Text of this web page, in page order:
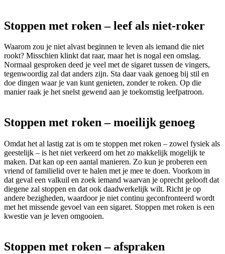
Stoppen met roken – leef als niet-roker
Waarom zou je niet alvast beginnen te leven als iemand die niet
rookt? Misschien klinkt dat raar, maar het is nogal een omslag.
Normaal gesproken deed je veel met de sigaret tussen de vingers,
tegenwoordig zal dat anders zijn. Sta daar vaak genoeg bij stil en
doe dingen waar je van kunt genieten, zonder te roken. Op die
manier raak je het snelst gewend aan je toekomstig leefpatroon.
Stoppen met roken – moeilijk genoeg
Omdat het al lastig zat is om te stoppen met roken – zowel fysiek als
geestelijk – is het niet verkeerd om het zo makkelijk mogelijk te
maken. Dat kan op een aantal manieren. Zo kun je proberen een
vriend of familielid over te halen met je mee te doen. Voorkom in
dat geval een valkuil en zoek iemand waarvan je oprecht gelooft dat
diegene zal stoppen en dat ook daadwerkelijk wilt. Richt je op
andere bezigheden, waardoor je niet continu geconfronteerd wordt
met het missende gevoel van een sigaret. Stoppen met roken is een
kwestie van je leven omgooien.
Stoppen met roken – afspraken